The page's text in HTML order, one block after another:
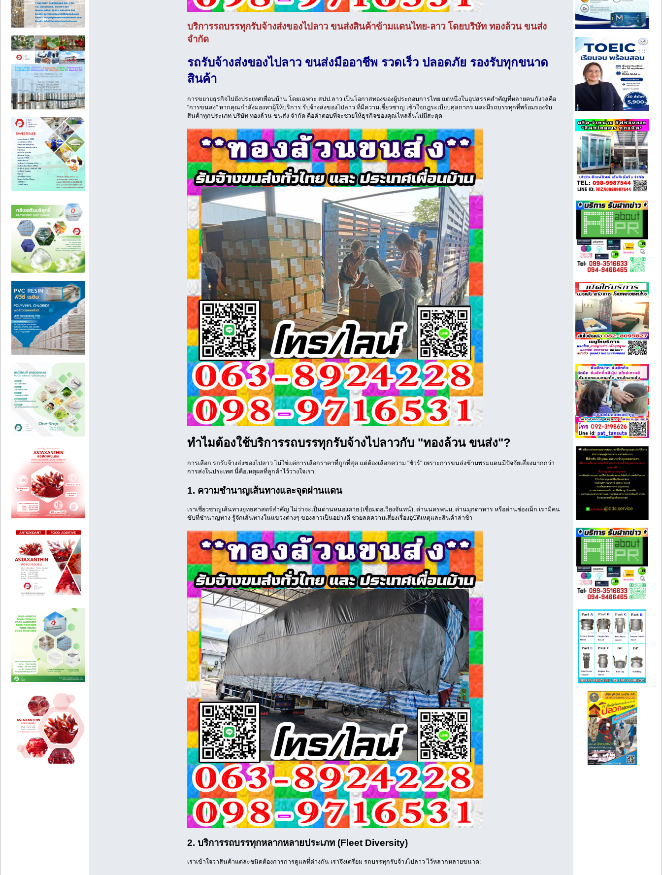
บริการรถบรรทุกรับจ้างส่งของไปลาว ขนส่งสินค้าข้ามแดนไทย-ลาว โดยบริษัท ทองล้วน ขนส่ง
จำกัด
รถรับจ้างส่งของไปลาว ขนส่งมืออาชีพ รวดเร็ว ปลอดภัย รองรับทุกขนาด
สินค้า
การขยายธุรกิจไปยังประเทศเพื่อนบ้าน โดยเฉพาะ สปป.ลาว เป็นโอกาสทองของผู้ประกอบการไทย แต่หนึ่งในอุปสรรคสำคัญที่หลายคนกังวลคือ
"การขนส่ง" หากคุณกำลังมองหาผู้ให้บริการ รับจ้างส่งของไปลาว ที่มีความเชี่ยวชาญ เข้าใจกฎระเบียบศุลกากร และมีรถบรรทุกที่พร้อมรองรับ
สินค้าทุกประเภท บริษัท ทองล้วน ขนส่ง จำกัด คือคำตอบที่จะช่วยให้ธุรกิจของคุณไหลลื่นไม่มีสะดุด
ทำไมต้องใช้บริการรถบรรทุกรับจ้างไปลาวกับ "ทองล้วน ขนส่ง"?
การเลือก รถรับจ้างส่งของไปลาว ไม่ใช่แค่การเลือกราคาที่ถูกที่สุด แต่ต้องเลือกความ "ชัวร์" เพราะการขนส่งข้ามพรมแดนมีปัจจัยเสี่ยงมากกว่า
การส่งในประเทศ นี่คือเหตุผลที่ลูกค้าไว้วางใจเรา:
1. ความชำนาญเส้นทางและจุดผ่านแดน
เราเชี่ยวชาญเส้นทางยุทธศาสตร์สำคัญ ไม่ว่าจะเป็นด่านหนองคาย (เชื่อมต่อเวียงจันทน์), ด่านนครพนม, ด่านมุกดาหาร หรือด่านช่องเม็ก เรามีคน
ขับที่ชำนาญทาง รู้จักเส้นทางในแขวงต่างๆ ของลาวเป็นอย่างดี ช่วยลดความเสี่ยงเรื่องอุบัติเหตุและสินค้าล่าช้า
2. บริการรถบรรทุกหลากหลายประเภท (Fleet Diversity)
เราเข้าใจว่าสินค้าแต่ละชนิดต้องการการดูแลที่ต่างกัน เราจึงเตรียม รถบรรทุกรับจ้างไปลาว ไว้หลากหลายขนาด: